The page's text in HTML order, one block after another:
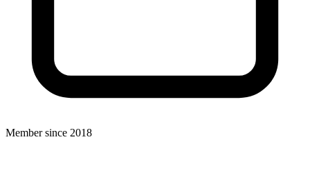
Member since 2018